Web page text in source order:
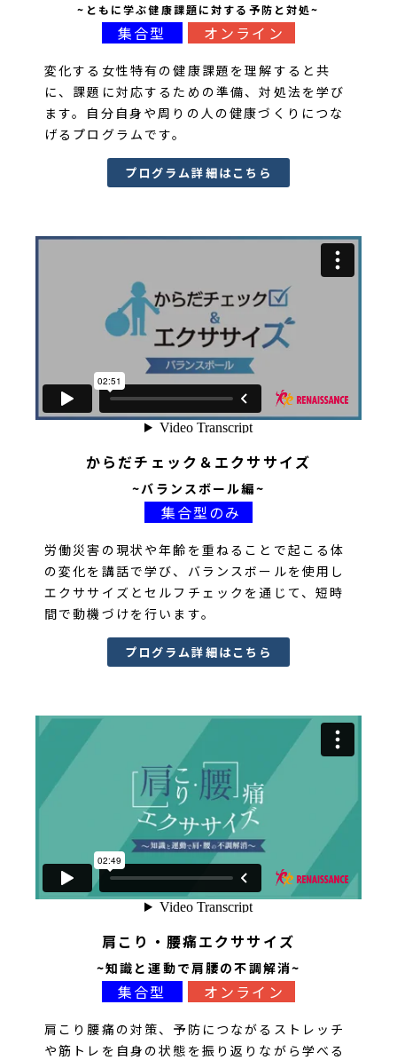
~ともに学ぶ健康課題に対する予防と対処~
集合型 オンライン
変化する女性特有の健康課題を理解すると共
に、課題に対応するための準備、対処法を学び
ます。自分自身や周りの人の健康づくりにつな
げるプログラムです。
プログラム詳細はこちら
からだチェック＆エクササイズ
~バランスボール編~
集合型のみ
労働災害の現状や年齢を重ねることで起こる体
の変化を講話で学び、バランスボールを使用し
エクササイズとセルフチェックを通じて、短時
間で動機づけを行います。
プログラム詳細はこちら
肩こり・腰痛エクササイズ
~知識と運動で肩腰の不調解消~
集合型 オンライン
肩こり腰痛の対策、予防につながるストレッチ
や筋トレを自身の状態を振り返りながら学べる